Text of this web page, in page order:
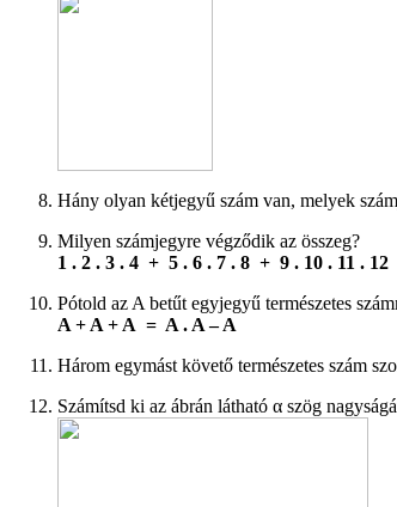
Hány olyan kétjegyű szám van, melyek
Milyen számjegyre végződik az összeg?
1 . 2 . 3 . 4 + 5 . 6 . 7 . 8 + 9 . 10 . 11 . 12
Pótold az A betűt egyjegyű természetes
A + A + A = A . A – A
Három egymást követő természetes szám
Számítsd ki az ábrán látható α szög